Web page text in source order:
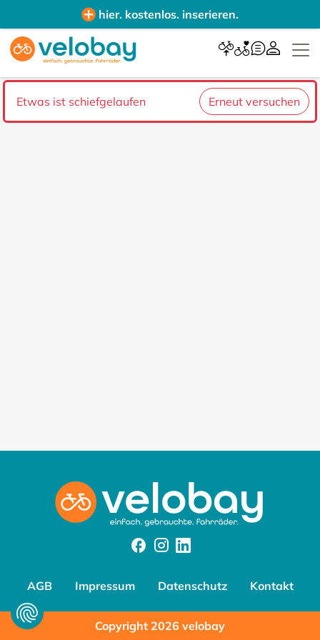
hier. kostenlos. inserieren.
Etwas ist schiefgelaufen Erneut versuchen
FacebookInstagram
AGB Impressum Datenschutz Kontakt
Copyright 2026 velobay